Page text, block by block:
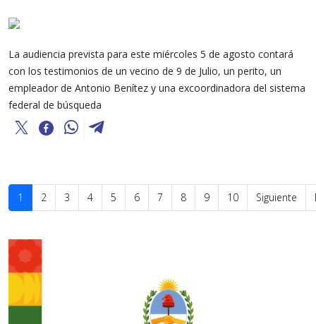
La audiencia prevista para este miércoles 5 de agosto contará
con los testimonios de un vecino de 9 de Julio, un perito, un
empleador de Antonio Benítez y una excoordinadora del sistema
federal de búsqueda
1 2 3 4 5 6 7 8 9 10 Siguiente